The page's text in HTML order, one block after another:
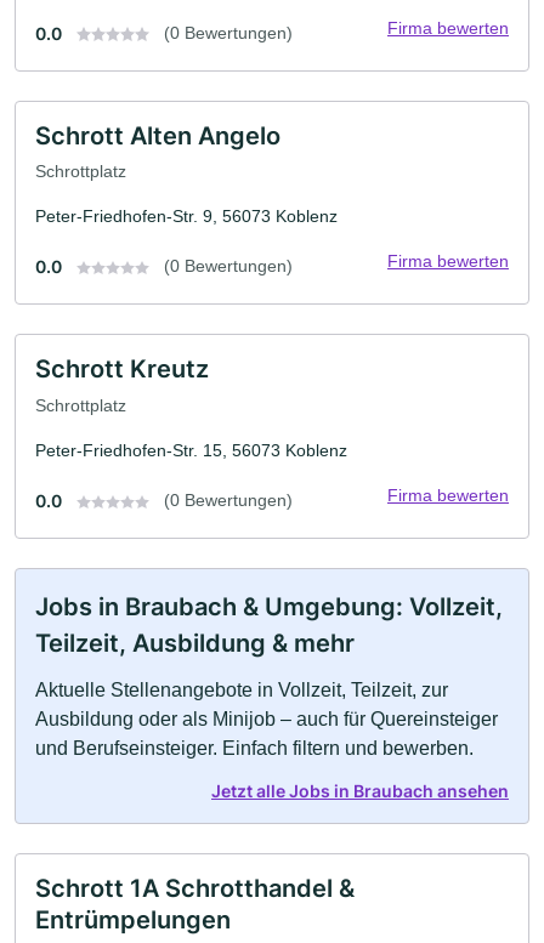
0.0 (0 Bewertungen) Firma bewerten
Schrott Alten Angelo
Schrottplatz
Peter-Friedhofen-Str. 9, 56073 Koblenz
0.0 (0 Bewertungen) Firma bewerten
Schrott Kreutz
Schrottplatz
Peter-Friedhofen-Str. 15, 56073 Koblenz
0.0 (0 Bewertungen) Firma bewerten
Jobs in Braubach & Umgebung: Vollzeit,
Teilzeit, Ausbildung & mehr
Aktuelle Stellenangebote in Vollzeit, Teilzeit, zur
Ausbildung oder als Minijob – auch für Quereinsteiger
und Berufseinsteiger. Einfach filtern und bewerben.
Jetzt alle Jobs in Braubach ansehen
Schrott 1A Schrotthandel &
Entrümpelungen